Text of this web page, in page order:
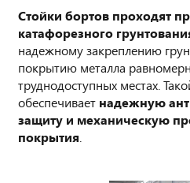
Стойки бортов проходят
катафорезного
надежному закреплению
покрытию металла
труднодоступных местах.
обеспечивает надежную
защиту и механическую
покрытия